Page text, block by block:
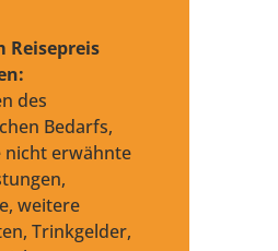
Reisepreis
des
Bedarfs,
nicht erwähnte
weitere
Trinkgelder,